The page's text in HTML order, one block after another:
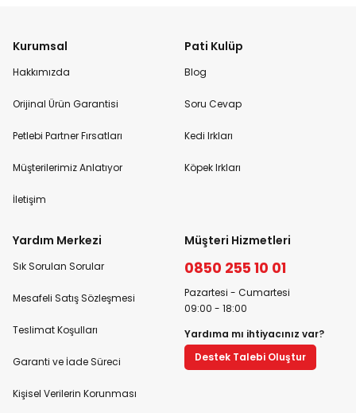
Kurumsal
Hakkımızda
Orijinal Ürün Garantisi
Petlebi Partner Fırsatları
Müşterilerimiz Anlatıyor
İletişim
Pati Kulüp
Blog
Soru Cevap
Kedi Irkları
Köpek Irkları
Yardım Merkezi
Sık Sorulan Sorular
Mesafeli Satış Sözleşmesi
Teslimat Koşulları
Garanti ve İade Süreci
Kişisel Verilerin Korunması
Müşteri Hizmetleri
0850 255 10 01
Pazartesi - Cumartesi
09:00 - 18:00
Yardıma mı ihtiyacınız var?
Destek Talebi Oluştur